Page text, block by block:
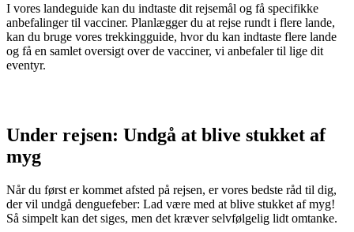
I vores landeguide kan du indtaste dit rejsemål og få specifikke
anbefalinger til vacciner. Planlægger du at rejse rundt i flere lande,
kan du bruge vores trekkingguide, hvor du kan indtaste flere lande
og få en samlet oversigt over de vacciner, vi anbefaler til lige dit
eventyr.
Under rejsen: Undgå at blive stukket af
myg
Når du først er kommet afsted på rejsen, er vores bedste råd til dig,
der vil undgå denguefeber: Lad være med at blive stukket af myg!
Så simpelt kan det siges, men det kræver selvfølgelig lidt omtanke.